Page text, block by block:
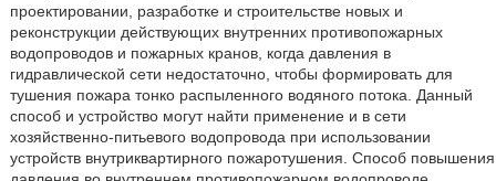
проектировании, разработке и строительстве новых и
реконструкции действующих внутренних противопожарных
водопроводов и пожарных кранов, когда давления в
гидравлической сети недостаточно, чтобы формировать для
тушения пожара тонко распыленного водяного потока. Данный
способ и устройство могут найти применение и в сети
хозяйственно-питьевого водопровода при использовании
устройств внутриквартирного пожаротушения. Способ повышения